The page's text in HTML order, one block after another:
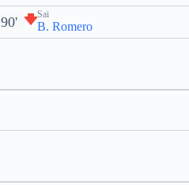
90' Sai
B. Romero